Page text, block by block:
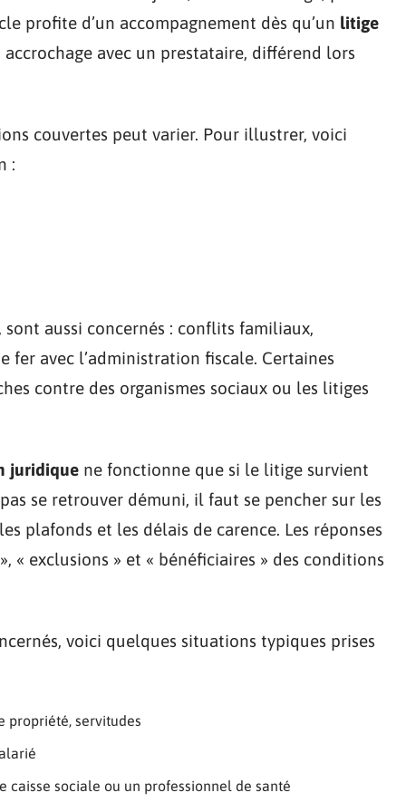
profite d’un accompagnement dès qu’un litige
avec un prestataire, différend lors
couvertes peut varier. Pour illustrer, voici
:
sont aussi concernés : conflits familiaux,
fer avec l’administration fiscale. Certaines
contre des organismes sociaux ou les litiges
juridique ne fonctionne que si le litige survient
se retrouver démuni, il faut se pencher sur les
plafonds et les délais de carence. Les réponses
« exclusions » et « bénéficiaires » des conditions
voici quelques situations typiques prises
propriété, servitudes
sociale ou un professionnel de santé